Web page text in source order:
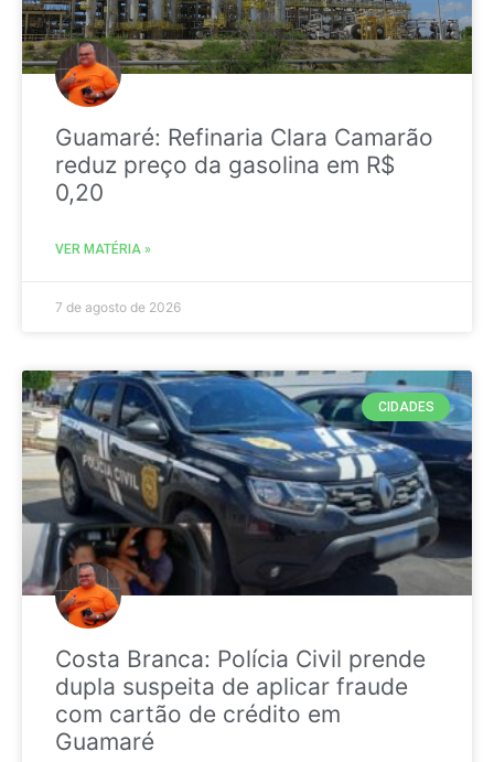
Guamaré: Refinaria Clara Camarão
reduz preço da gasolina em R$
0,20
VER MATÉRIA »
7 de agosto de 2026
CIDADES
Costa Branca: Polícia Civil prende
dupla suspeita de aplicar fraude
com cartão de crédito em
Guamaré